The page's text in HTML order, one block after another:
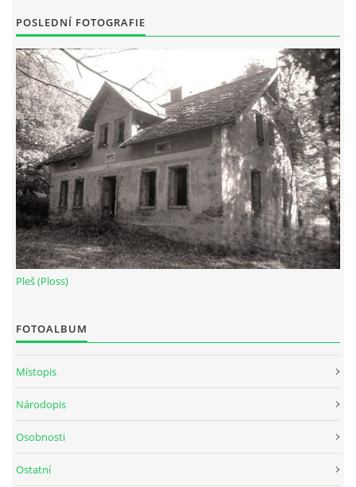
© 2026 eStránky.cz Aktualizováno: 17. 7. 2026 |Nahoru ↑
POSLEDNÍ FOTOGRAFIE
Pleš (Ploss)
FOTOALBUM
Místopis
Národopis
Osobnosti
Ostatní